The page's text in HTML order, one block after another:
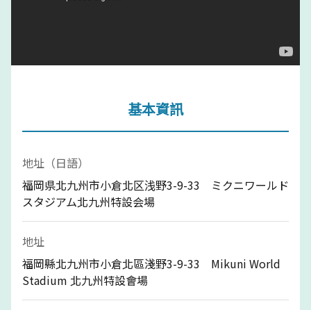
基本資訊
地址（日語）
福岡県北九州市小倉北区浅野3-9-33 ミクニワールド
スタジアム北九州特設会場
地址
福岡縣北九州市小倉北區淺野3-9-33 Mikuni World
Stadium 北九州特設會場